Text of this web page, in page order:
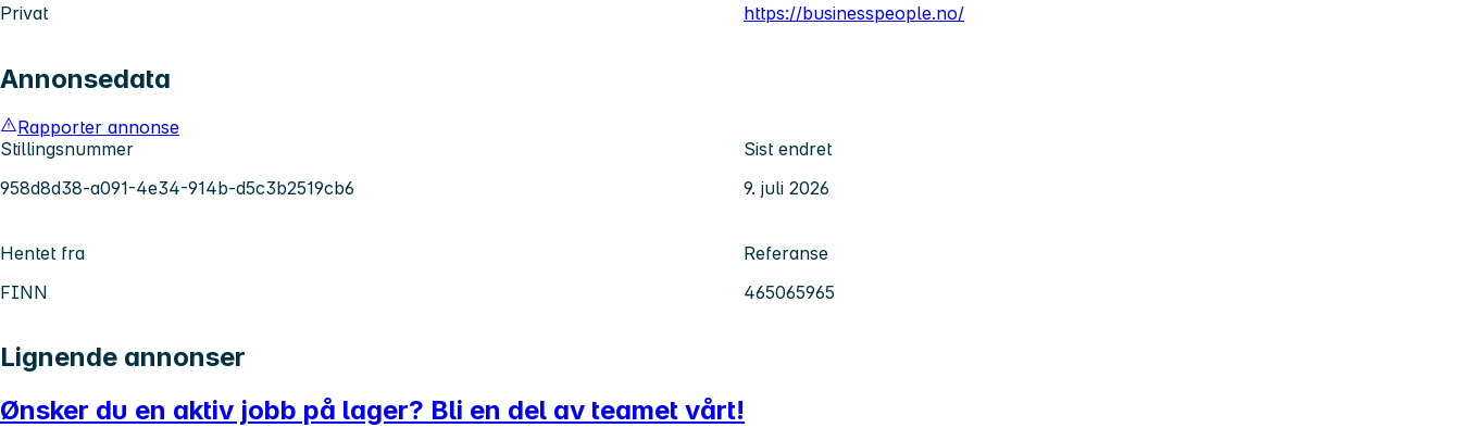
Privat
https://businesspeople.no/
Annonsedata
Rapporter annonse
Stillingsnummer
958d8d38-a091-4e34-914b-d5c3b2519cb6
Sist endret
9. juli 2026
Hentet fra
FINN
Referanse
465065965
Lignende annonser
Ønsker du en aktiv jobb på lager? Bli en del av teamet vårt!